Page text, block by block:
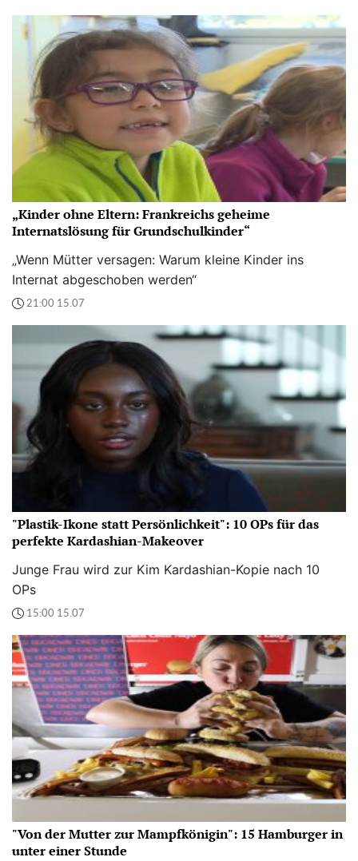
„Kinder ohne Eltern: Frankreichs geheime
Internatslösung für Grundschulkinder“
„Wenn Mütter versagen: Warum kleine Kinder ins
Internat abgeschoben werden“
21:00 15.07
"Plastik-Ikone statt Persönlichkeit": 10 OPs für das
perfekte Kardashian-Makeover
Junge Frau wird zur Kim Kardashian-Kopie nach 10
OPs
15:00 15.07
"Von der Mutter zur Mampfkönigin": 15 Hamburger in
unter einer Stunde